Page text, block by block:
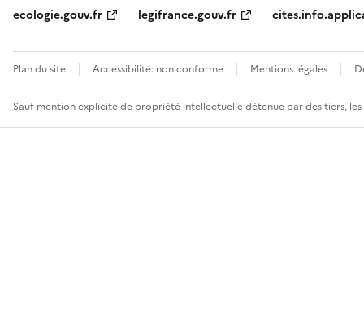
ecologie.gouv.fr
legifrance.gouv.fr
Plan du site Accessibilité: non conforme Mentions légales
Sauf mention explicite de propriété intellectuelle détenue par des tiers,